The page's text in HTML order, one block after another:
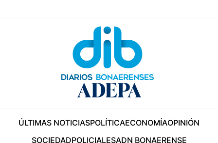
ÚLTIMAS NOTICIASPOLÍTICAECONOMÍAOPINIÓN
SOCIEDADPOLICIALESADN BONAERENSE